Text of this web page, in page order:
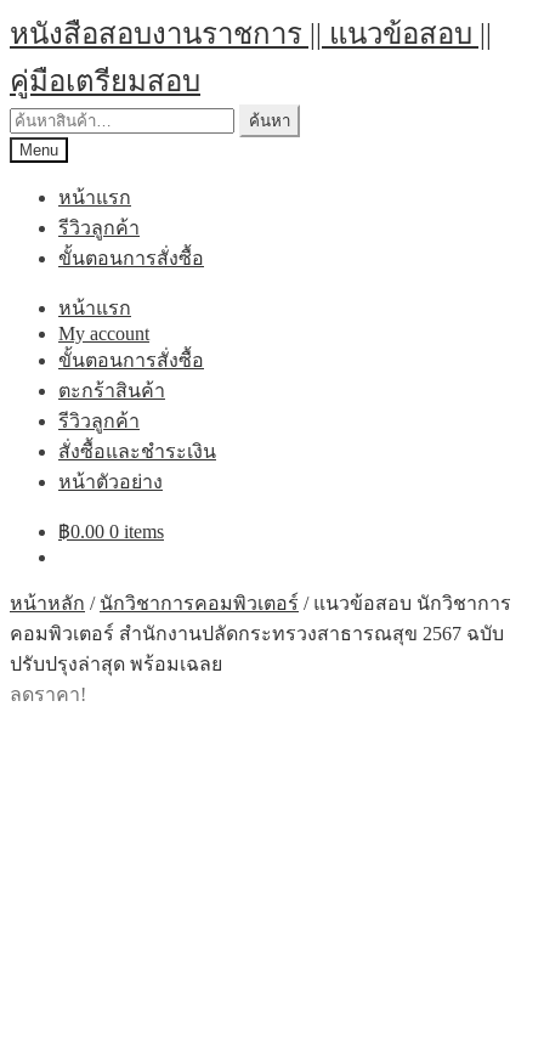
หนังสือสอบงานราชการ || แนวข้อสอบ ||
คู่มือเตรียมสอบ
ค้นหา
Menu
หน้าแรก
รีวิวลูกค้า
ขั้นตอนการสั่งซื้อ
หน้าแรก
My account
ขั้นตอนการสั่งซื้อ
ตะกร้าสินค้า
รีวิวลูกค้า
สั่งซื้อและชำระเงิน
หน้าตัวอย่าง
฿0.00 0 items
หน้าหลัก / นักวิชาการคอมพิวเตอร์ / แนวข้อสอบ นักวิชาการ
คอมพิวเตอร์ สำนักงานปลัดกระทรวงสาธารณสุข 2567 ฉบับ
ปรับปรุงล่าสุด พร้อมเฉลย
ลดราคา!